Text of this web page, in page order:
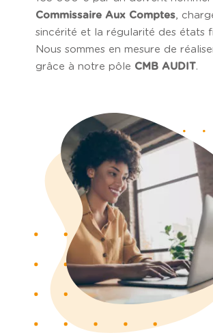
Commissaire Aux Comptes,
sincérité et la régularité des états
Nous sommes en mesure de
grâce à notre pôle CMB AUDIT.